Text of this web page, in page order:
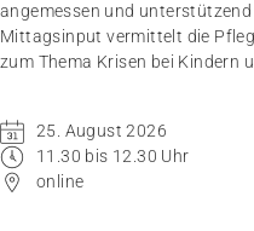
angemessen und
Mittagsinput vermittelt die
zum Thema Krisen bei Kindern
25. August 2026
11.30 bis 12.30 Uhr
online